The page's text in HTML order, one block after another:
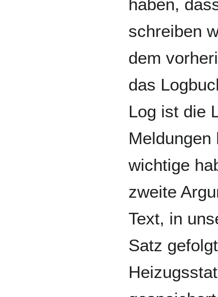
haben,
schreiben
dem
das
Log ist die
Meldungen
wichtige
zweite
Text, in
Satz